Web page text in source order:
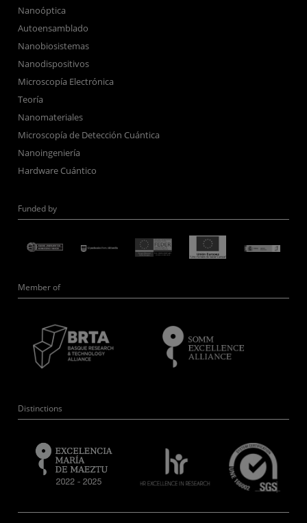
Nanoóptica
Autoensamblado
Nanobiosistemas
Nanodispositivos
Microscopía Electrónica
Teoría
Nanomateriales
Microscopía de Detección Cuántica
Nanoingeniería
Hardware Cuántico
Funded by
Member of
Distinctions